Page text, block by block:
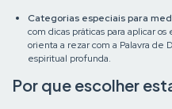
Categorias especiais para
com dicas práticas para aplicar
orienta a rezar com a Palavra de
espiritual profunda.
Por que escolher